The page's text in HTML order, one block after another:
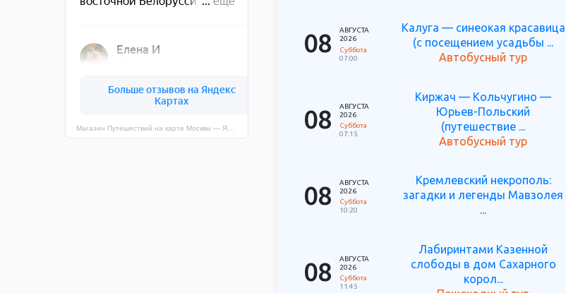
08
АВГУСТА
2026
Суббота
07:00
Калуга — синеокая красавица
(с посещением усадьбы ...
Автобусный тур
08
АВГУСТА
2026
Суббота
07:15
Киржач — Кольчугино —
Юрьев-Польский
(путешествие ...
Автобусный тур
08
АВГУСТА
2026
Суббота
10:20
Кремлевский некрополь:
загадки и легенды Мавзолея
...
08
АВГУСТА
2026
Суббота
11:45
Лабиринтами Казенной
слободы в дом Сахарного
корол...